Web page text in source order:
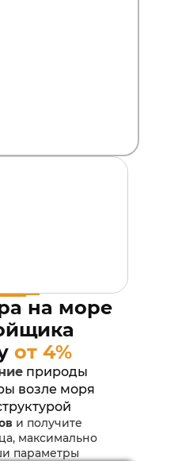
на море
от 4%
природы
возле моря
и получите
максимально
параметры